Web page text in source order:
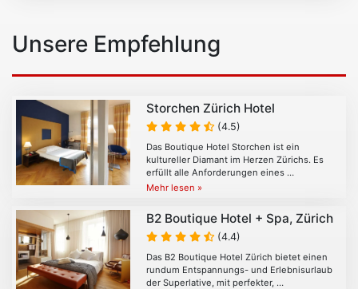
Unsere Empfehlung
Storchen Zürich Hotel
(4.5)
Das Boutique Hotel Storchen ist ein
kultureller Diamant im Herzen Zürichs. Es
erfüllt alle Anforderungen eines …
Mehr lesen »
B2 Boutique Hotel + Spa, Zürich
(4.4)
Das B2 Boutique Hotel Zürich bietet einen
rundum Entspannungs- und Erlebnisurlaub
der Superlative, mit perfekter, …